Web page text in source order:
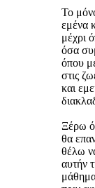
Το
εμένα
μέχρι
όσα
όπου
στις
και
Ξέρω
θα
θέλω
αυτήν